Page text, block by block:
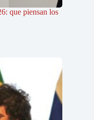
que piensan los